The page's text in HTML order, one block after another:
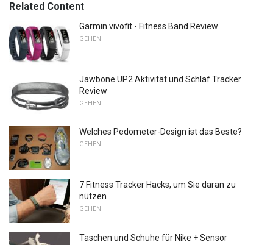
Related Content
Garmin vivofit - Fitness Band Review
GEHEN
Jawbone UP2 Aktivität und Schlaf Tracker
Review
GEHEN
Welches Pedometer-Design ist das Beste?
GEHEN
7 Fitness Tracker Hacks, um Sie daran zu
nützen
GEHEN
Taschen und Schuhe für Nike + Sensor